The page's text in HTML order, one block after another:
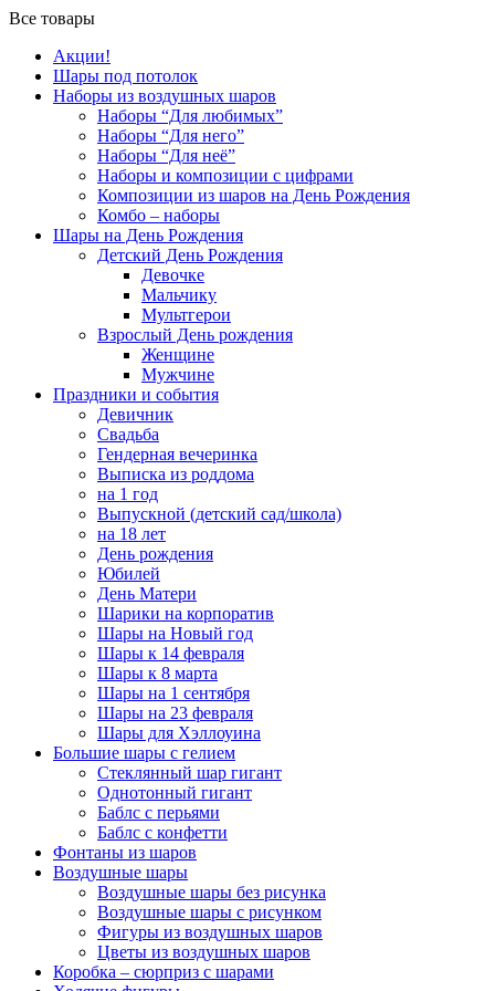
Все товары
Акции!
Шары под потолок
Наборы из воздушных шаров
Наборы “Для любимых”
Наборы “Для него”
Наборы “Для неё”
Наборы и композиции с цифрами
Композиции из шаров на День Рождения
Комбо – наборы
Шары на День Рождения
Детский День Рождения
Девочке
Мальчику
Мультгерои
Взрослый День рождения
Женщине
Мужчине
Праздники и события
Девичник
Свадьба
Гендерная вечеринка
Выписка из роддома
на 1 год
Выпускной (детский сад/школа)
на 18 лет
День рождения
Юбилей
День Матери
Шарики на корпоратив
Шары на Новый год
Шары к 14 февраля
Шары к 8 марта
Шары на 1 сентября
Шары на 23 февраля
Шары для Хэллоуина
Большие шары с гелием
Стеклянный шар гигант
Однотонный гигант
Баблс с перьями
Баблс с конфетти
Фонтаны из шаров
Воздушные шары
Воздушные шары без рисунка
Воздушные шары с рисунком
Фигуры из воздушных шаров
Цветы из воздушных шаров
Коробка – сюрприз с шарами